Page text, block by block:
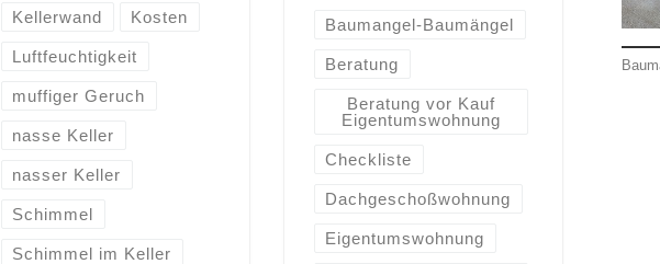
Kellerwand Kosten
Luftfeuchtigkeit
muffiger Geruch
nasse Keller
nasser Keller
Schimmel
Schimmel im Keller
Baumangel-Baumängel
Beratung
Beratung vor Kauf
Eigentumswohnung
Checkliste
Dachgeschoßwohnung
Eigentumswohnung